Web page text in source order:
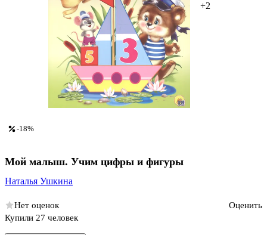
+2
-18%
Мой малыш. Учим цифры и фигуры
Наталья Ушкина
Нет оценок
Оценить
Купили 27 человек